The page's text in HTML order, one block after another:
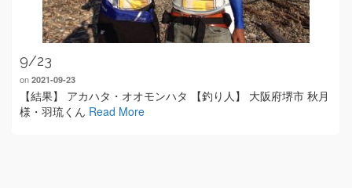
9/23
on 2021-09-23
【結果】 アカハタ・オオモンハタ 【釣り人】 大阪府堺市 秋月
様・羽琉くん Read More